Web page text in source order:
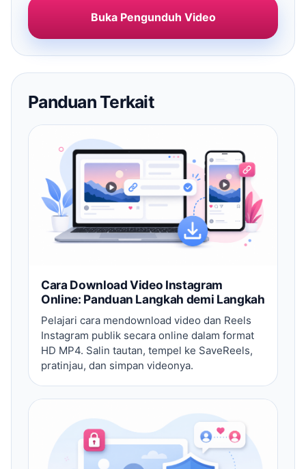
Buka Pengunduh Video
Panduan Terkait
Cara Download Video Instagram
Online: Panduan Langkah demi Langkah
Pelajari cara mendownload video dan Reels
Instagram publik secara online dalam format
HD MP4. Salin tautan, tempel ke SaveReels,
pratinjau, dan simpan videonya.